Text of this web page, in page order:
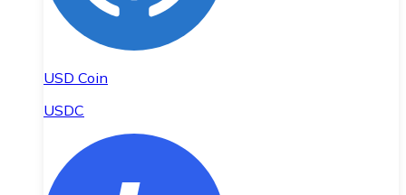
USD Coin
USDC